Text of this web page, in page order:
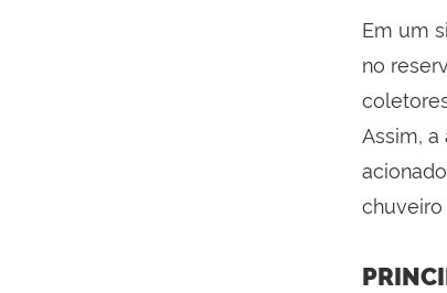
Em um
no
Assim,